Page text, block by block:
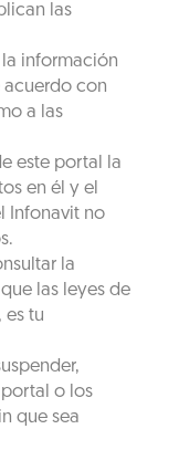
las
información
acuerdo con
a las
este portal la
en él y el
Infonavit no
la
las leyes de
es tu
o los
que sea